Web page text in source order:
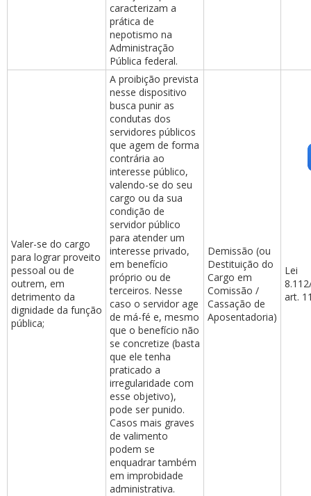
caracterizam a
prática de
nepotismo na
Administração
Pública federal.
Valer-se do cargo
para lograr proveito
pessoal ou de
outrem, em
detrimento da
dignidade da função
pública;
A proibição prevista
nesse dispositivo
busca punir as
condutas dos
servidores públicos
que agem de forma
contrária ao
interesse público,
valendo-se do seu
cargo ou da sua
condição de
servidor público
para atender um
interesse privado,
em benefício
próprio ou de
terceiros. Nesse
caso o servidor age
de má-fé e, mesmo
que o benefício não
se concretize (basta
que ele tenha
praticado a
irregularidade com
esse objetivo),
pode ser punido.
Casos mais graves
de valimento
podem se
enquadrar também
em improbidade
administrativa.
Demissão (ou
Destituição do
Cargo em
Comissão /
Cassação de
Aposentadoria)
Lei
art.